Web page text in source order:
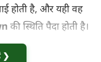
होती है, और यही वह
की स्थिति पैदा होती है।
❯